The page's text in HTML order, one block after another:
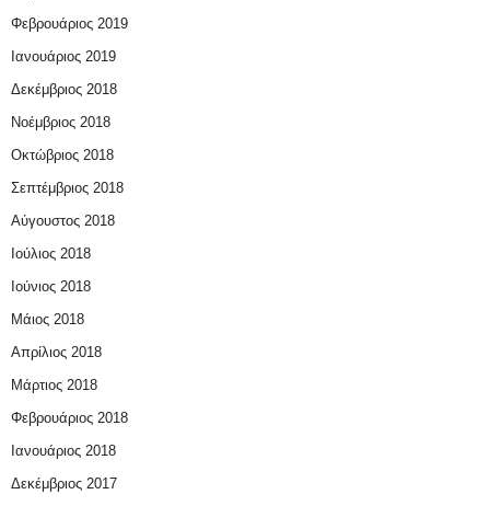
Φεβρουάριος 2019
Ιανουάριος 2019
Δεκέμβριος 2018
Νοέμβριος 2018
Οκτώβριος 2018
Σεπτέμβριος 2018
Αύγουστος 2018
Ιούλιος 2018
Ιούνιος 2018
Μάιος 2018
Απρίλιος 2018
Μάρτιος 2018
Φεβρουάριος 2018
Ιανουάριος 2018
Δεκέμβριος 2017